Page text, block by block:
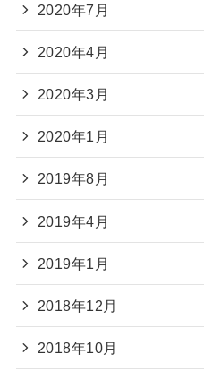
2020年7月
2020年4月
2020年3月
2020年1月
2019年8月
2019年4月
2019年1月
2018年12月
2018年10月